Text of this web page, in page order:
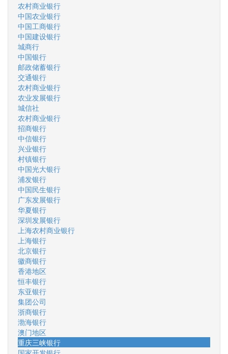
农村商业银行
中国农业银行
中国工商银行
中国建设银行
城商行
中国银行
邮政储蓄银行
交通银行
农村商业银行
农业发展银行
城信社
农村商业银行
招商银行
中信银行
兴业银行
村镇银行
中国光大银行
浦发银行
中国民生银行
广东发展银行
华夏银行
深圳发展银行
上海农村商业银行
上海银行
北京银行
徽商银行
香港地区
恒丰银行
东亚银行
集团公司
浙商银行
渤海银行
澳门地区
重庆三峡银行